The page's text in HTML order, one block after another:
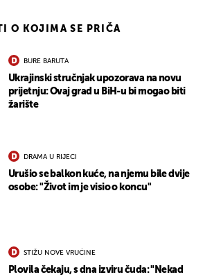
O KOJIMA SE PRIČA
BURE BARUTA
Ukrajinski stručnjak upozorava na novu
prijetnju: Ovaj grad u BiH-u bi mogao biti
žarište
DRAMA U RIJECI
Urušio se balkon kuće, na njemu bile dvije
osobe: "Život im je visio o koncu"
STIŽU NOVE VRUĆINE
Plovila čekaju, s dna izviru čuda: "Nekad